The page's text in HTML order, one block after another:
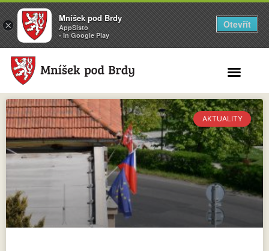
AKTUALITY
×
Mníšek pod Brdy
AppSisto
- In Google Play
Otevřít